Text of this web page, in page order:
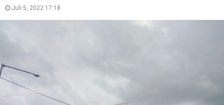
Juli 5, 2022 17:18